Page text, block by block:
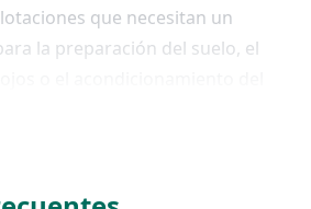
que necesitan un
la preparación del suelo, el
Sin tarifas ocultas ni
es 100% directo con el
por días, semanas o